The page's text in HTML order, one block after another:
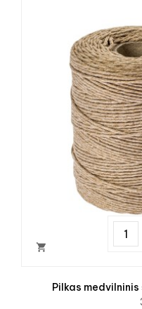

Pilkas